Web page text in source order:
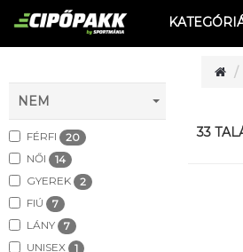
NEM
FÉRFI
20
NŐI
14
GYEREK
2
FIÚ
7
LÁNY
7
UNISEX
1
33